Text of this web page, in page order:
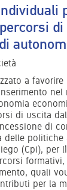
di
a favorire
di uscita
di
delle politiche
(Cpi), per
quali
per la